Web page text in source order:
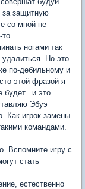
за защитную
со мной не
то
ногами так
Но это
по-дебильному и
этой фразой я
будет...и это
Эбуэ
Как игрок замены
командами.
Вспомните игру с
стать
естественно